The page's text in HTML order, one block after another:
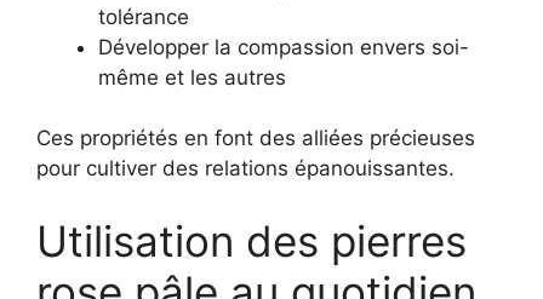
tolérance
Développer la compassion envers soi-
même et les autres
Ces propriétés en font des alliées précieuses
pour cultiver des relations épanouissantes.
Utilisation des pierres